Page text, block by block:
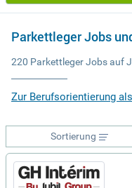
Parkettleger Jobs
220 Parkettleger Jobs auf
Zur Berufsorientierung
Sortierung